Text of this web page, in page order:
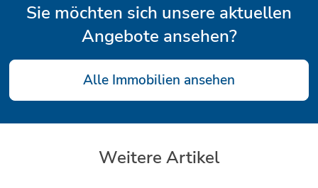
Sie möchten sich unsere aktuellen
Angebote ansehen?
Alle Immobilien ansehen
Weitere Artikel